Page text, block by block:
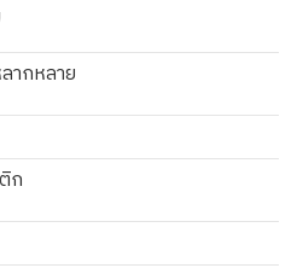
ากหลาย
ก